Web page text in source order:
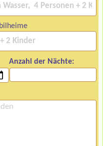
Anzahl der Nächte: